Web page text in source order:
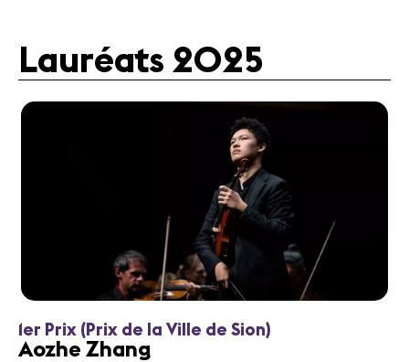
Lauréats 2025
1er Prix (Prix de la Ville de Sion)
Aozhe Zhang